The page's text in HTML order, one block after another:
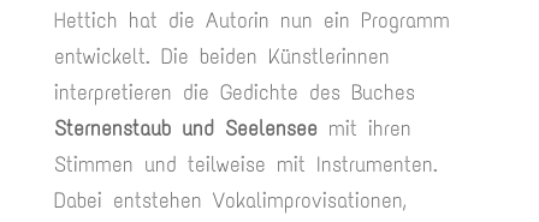
Hettich hat die Autorin nun ein Programm
entwickelt. Die beiden Künstlerinnen
interpretieren die Gedichte des Buches
Sternenstaub und Seelenseemit ihren
Stimmen und teilweise mit Instrumenten.
Dabei entstehen Vokalimprovisationen,